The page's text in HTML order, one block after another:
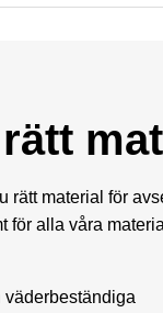
rätt material för
för alla våra
väderbeständiga